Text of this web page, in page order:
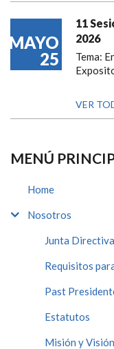
MAYO
25
11
2026
Tema:
VER
MENÚ
Home
Nosotros
Junta
Requisitos
Past
Estatutos
Misión y Visión